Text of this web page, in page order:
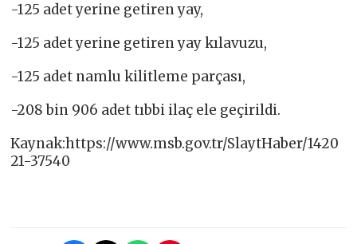
-125 adet yerine getiren yay,
-125 adet yerine getiren yay kılavuzu,
-125 adet namlu kilitleme parçası,
-208 bin 906 adet tıbbi ilaç ele geçirildi.
Kaynak:https://www.msb.gov.tr/SlaytHaber/1420
21-37540